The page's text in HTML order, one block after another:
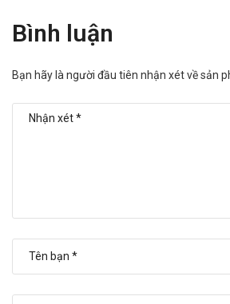
Bình luận
Bạn hãy là người đầu tiên nhận xét về sản